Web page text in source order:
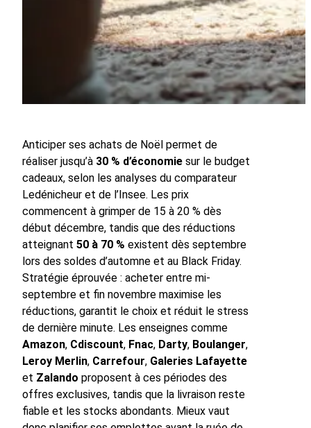
Anticiper ses achats de Noël permet de
réaliser jusqu’à 30 % d’économie sur le budget
cadeaux, selon les analyses du comparateur
Ledénicheur et de l’Insee. Les prix
commencent à grimper de 15 à 20 % dès
début décembre, tandis que des réductions
atteignant 50 à 70 % existent dès septembre
lors des soldes d’automne et au Black Friday.
Stratégie éprouvée : acheter entre mi-
septembre et fin novembre maximise les
réductions, garantit le choix et réduit le stress
de dernière minute. Les enseignes comme
Amazon, Cdiscount, Fnac, Darty, Boulanger,
Leroy Merlin, Carrefour, Galeries Lafayette
et Zalando proposent à ces périodes des
offres exclusives, tandis que la livraison reste
fiable et les stocks abondants. Mieux vaut